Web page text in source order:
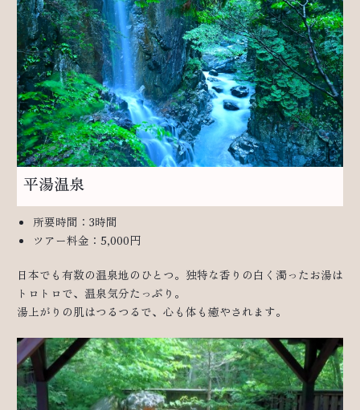
平湯温泉
所要時間：3時間
ツアー料金：5,000円
日本でも有数の温泉地のひとつ。独特な香りの白く濁ったお湯は
トロトロで、温泉気分たっぷり。
湯上がりの肌はつるつるで、心も体も癒やされます。